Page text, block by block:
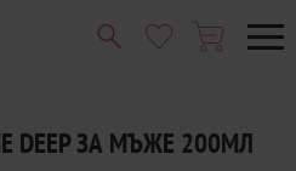
DEEP ЗА МЪЖЕ 200МЛ